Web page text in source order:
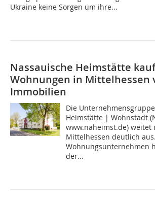
Ukraine keine Sorgen um ihre...
Nassauische Heimstätte
Wohnungen in Mittelhessen
Immobilien
Die
Heimstätte | Wohnstadt
www.naheimst.de) weitet
Mittelhessen deutlich
Wohnungsunternehmen
der...